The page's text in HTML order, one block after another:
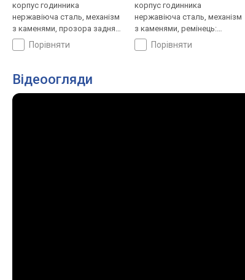
корпус годинника
нержавіюча сталь, механізм
з каменями, прозора задня
кришка, компас, ремінець:
ремінець шкіряний, WR 200,
порівняти
корпус годинника
нержавіюча сталь, механізм
з каменями, ремінець:
браслет сталь, WR 200,
Японія
порівняти
Відеоогляди